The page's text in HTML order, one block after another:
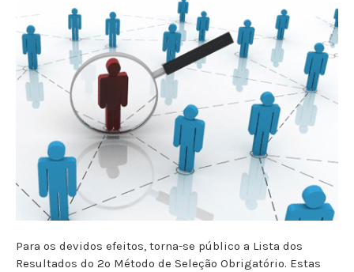
Para os devidos efeitos, torna-se público a Lista dos
Resultados do 2º Método de Seleção Obrigatório. Estas